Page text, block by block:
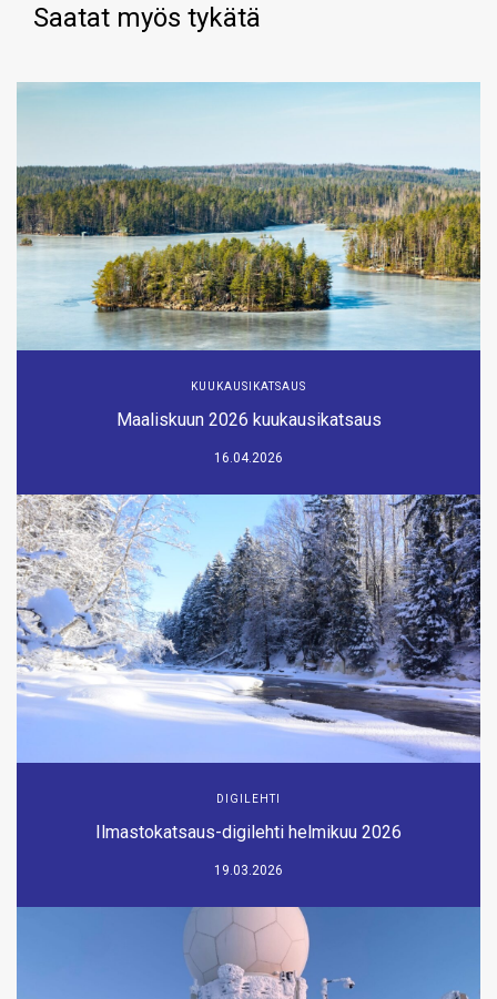
Saatat myös tykätä
KUUKAUSIKATSAUS
Maaliskuun 2026 kuukausikatsaus
16.04.2026
DIGILEHTI
Ilmastokatsaus-digilehti helmikuu 2026
19.03.2026